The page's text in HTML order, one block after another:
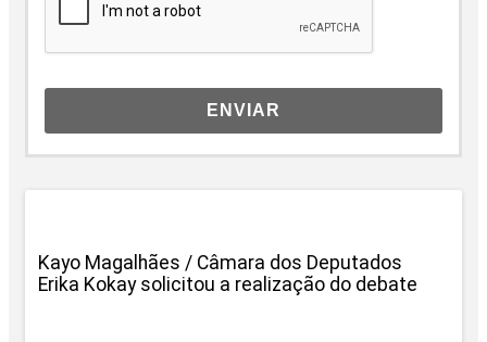
ENVIAR
Kayo Magalhães / Câmara dos Deputados
Erika Kokay solicitou a realização do debate